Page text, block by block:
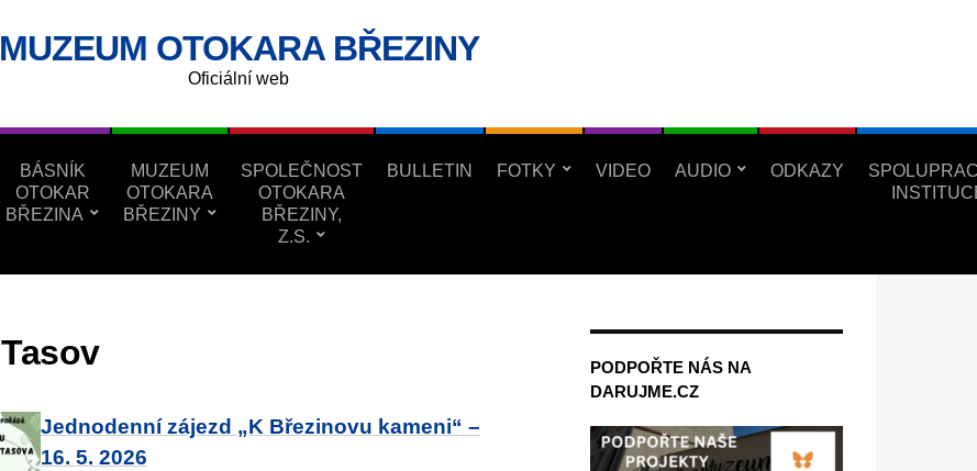
MUZEUM OTOKARA BŘEZINY
Oficiální web
BÁSNÍK
OTOKAR
BŘEZINA
MUZEUM
OTOKARA
BŘEZINY
SPOLEČNOST
OTOKARA
BŘEZINY,
Z.S.
BULLETIN FOTKY VIDEO AUDIO ODKAZY
Tasov
Jednodenní zájezd „K Březinovu kameni“ –
16. 5. 2026
PODPOŘTE NÁS NA
DARUJME.CZ